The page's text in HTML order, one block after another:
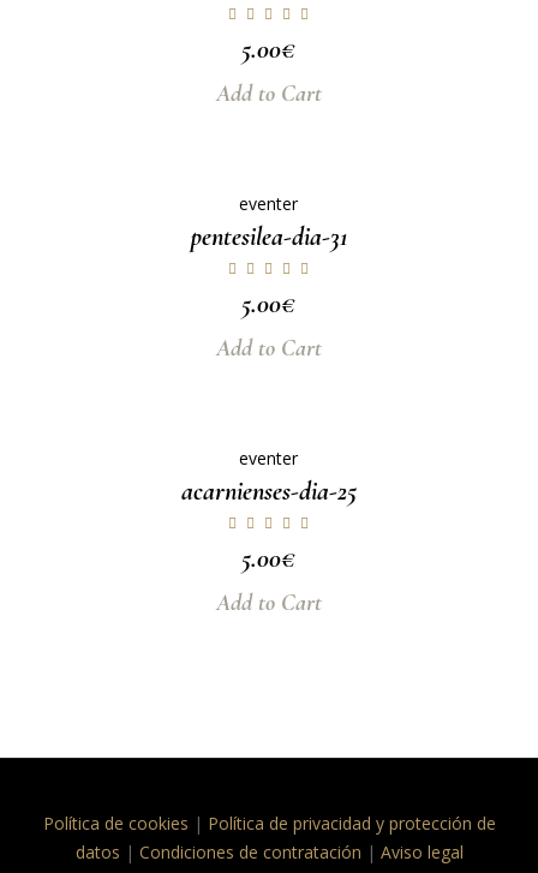
5.00€
Add to Cart
eventer
pentesilea-dia-31
5.00€
Add to Cart
eventer
acarnienses-dia-25
5.00€
Add to Cart
Política de cookies | Política de privacidad y protección de
datos | Condiciones de contratación | Aviso legal